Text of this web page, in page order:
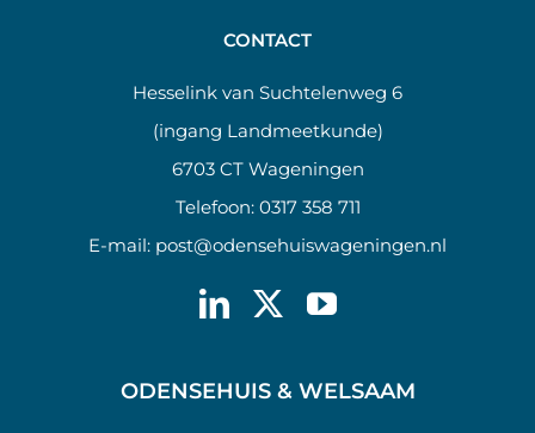
CONTACT
Hesselink van Suchtelenweg 6
(ingang Landmeetkunde)
6703 CT Wageningen
Telefoon: 0317 358 711
E-mail: post@odensehuiswageningen.nl
ODENSEHUIS & WELSAAM